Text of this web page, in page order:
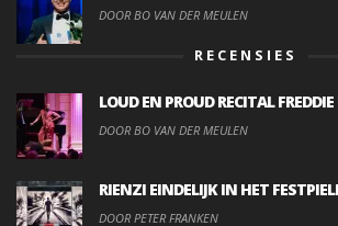
DOOR BO VAN DER MEULEN
RECENSIES
LOUD EN PROUD RECITAL
DOOR BO VAN DER MEULEN
RIENZI EINDELIJK IN HET
DOOR PETER FRANKEN